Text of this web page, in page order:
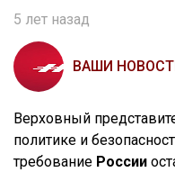
5 лет назад
ВАШИ
Верховный
политике и
требование России